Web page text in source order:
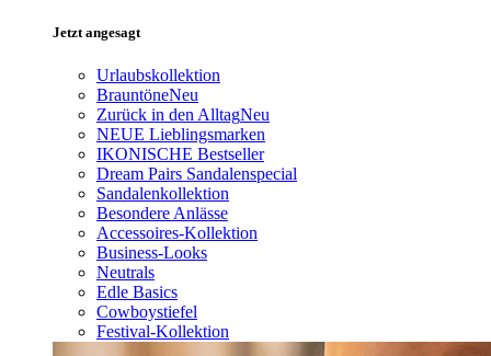
Jetzt angesagt
Urlaubskollektion
BrauntöneNeu
Zurück in den AlltagNeu
NEUE Lieblingsmarken
IKONISCHE Bestseller
Dream Pairs Sandalenspecial
Sandalenkollektion
Besondere Anlässe
Accessoires-Kollektion
Business-Looks
Neutrals
Edle Basics
Cowboystiefel
Festival-Kollektion